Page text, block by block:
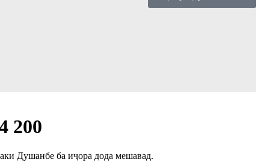
200
Душанбе ба иҷора дода мешавад.